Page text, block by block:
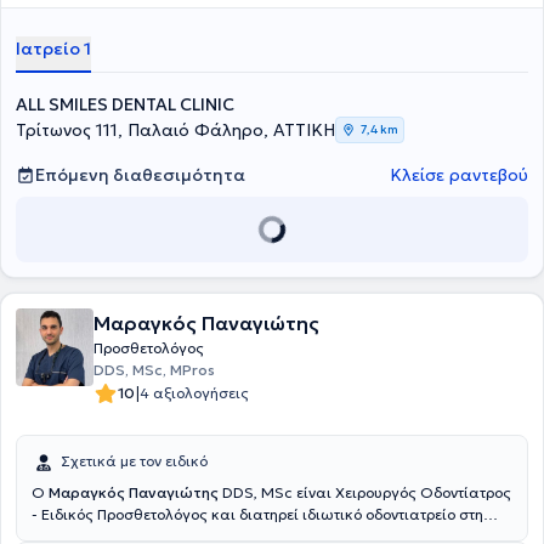
Πανεπστημίου Αθηνών το 2018. Το 2019 εισήχθει στο Μεταπτυχιακό
Εμφυτευματολογία του Πανεπιστημίου Αθηνών. Από το 2018 ως και
σήμερα διατελεί επιστημονική συνεργάτης στο γνωστικό
αντικείμενο της Προσθετικής στην Οδοντιατρική Σχολή του ΕΚΠΑ.
Έχει συμμετάσχει σε πολυάριθμα τοπικά και διεθνή συνέδρια με
ομιλίες και ελεύθερες ανακοινώσεις, ενώ έχει δημοσιεύσει
ιατρείο προσφέρονται υπηρεσίες που καλύπτουν όλο το φάσμα της
απαιτούν συνολική στοματική αποκατάσταση, προσθετική σε
εμφυτεύματα, περιστατικά με υψηλές αισθητικές απαιτήσεις (όψεις
βρυγμό, και με πόνο στην άρθρωση/μύες προσώπου
(κροταφογναθικές διαταραχές).Το ιατρείο επίσης διαθέτει
ενδοστοματικό σαρωτή για ψηφιακή αποτύπωση.
Ιατρείο 1
ALL SMILES DENTAL CLINIC
Τρίτωνος 111, Παλαιό Φάληρο, ΑΤΤΙΚΗ
7,4 km
Επόμενη διαθεσιμότητα Κλείσε ραντεβού
Μαραγκός Παναγιώτης
Προσθετολόγος
DDS, MSc, MPros
10|4 αξιολογήσεις
Σχετικά με τον ειδικό
Ο Μαραγκός Παναγιώτης DDS, MSc είναι Χειρουργός Οδοντίατρος
- Ειδικός Προσθετολόγος και διατηρεί ιδιωτικό οδοντιατρείο στη